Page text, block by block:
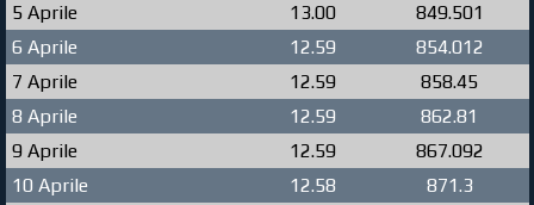
5 Aprile
13.00
849.501
6 Aprile
12.59
854.012
7 Aprile
12.59
858.45
8 Aprile
12.59
862.81
9 Aprile
12.59
867.092
10 Aprile
12.58
871.3